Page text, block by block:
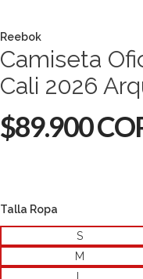
Reebok
Camiseta
Cali 2026
$89.900
Talla Ropa
S
M